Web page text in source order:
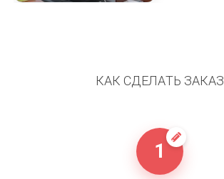
КАК СДЕЛАТЬ ЗАКАЗ
1